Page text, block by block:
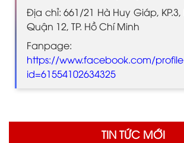
Địa chỉ: 661/21 Hà Huy Giáp, KP.3,
Quận 12, TP. Hồ Chí Minh
Fanpage:
https://www.facebook.com/
id=61554102634325
TIN TỨC MỚI